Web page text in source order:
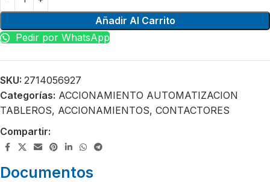
Añadir Al Carrito
Pedir por WhatsApp
SKU: 2714056927
Categorías: ACCIONAMIENTO AUTOMATIZACION
TABLEROS, ACCIONAMIENTOS, CONTACTORES
Compartir:
Documentos